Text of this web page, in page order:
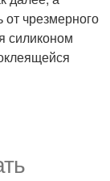
чрезмерного
силиконом